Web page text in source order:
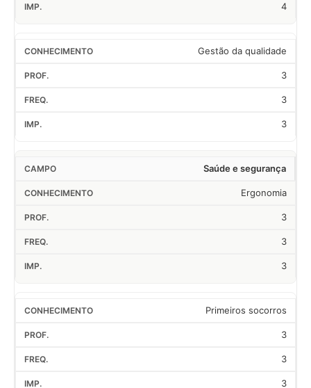
4
Gestão da qualidade
3
3
3
Saúde e segurança
Ergonomia
3
3
3
Primeiros socorros
3
3
3